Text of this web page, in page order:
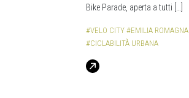
Bike Parade, aperta a tutti […]
#VELO CITY #EMILIA ROMAGNA
#CICLABILITÀ URBANA